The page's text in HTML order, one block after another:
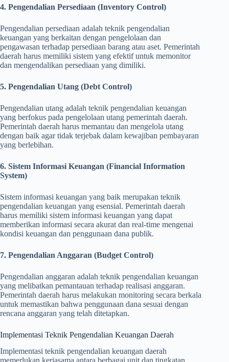
4. Pengendalian Persediaan (Inventory Control)
Pengendalian persediaan adalah teknik pengendalian
keuangan yang berkaitan dengan pengelolaan dan
pengawasan terhadap persediaan barang atau aset. Pemerintah
daerah harus memiliki sistem yang efektif untuk memonitor
dan mengendalikan persediaan yang dimiliki.
5. Pengendalian Utang (Debt Control)
Pengendalian utang adalah teknik pengendalian keuangan
yang berfokus pada pengelolaan utang pemerintah daerah.
Pemerintah daerah harus memantau dan mengelola utang
dengan baik agar tidak terjebak dalam kewajiban pembayaran
yang berlebihan.
6. Sistem Informasi Keuangan (Financial Information
System)
Sistem informasi keuangan yang baik merupakan teknik
pengendalian keuangan yang esensial. Pemerintah daerah
harus memiliki sistem informasi keuangan yang dapat
memberikan informasi secara akurat dan real-time mengenai
kondisi keuangan dan penggunaan dana publik.
7. Pengendalian Anggaran (Budget Control)
Pengendalian anggaran adalah teknik pengendalian keuangan
yang melibatkan pemantauan terhadap realisasi anggaran.
Pemerintah daerah harus melakukan monitoring secara berkala
untuk memastikan bahwa penggunaan dana sesuai dengan
rencana anggaran yang telah ditetapkan.
Implementasi Teknik Pengendalian Keuangan Daerah
Implementasi teknik pengendalian keuangan daerah